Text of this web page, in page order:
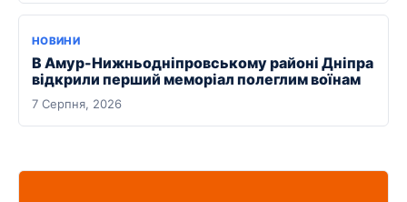
НОВИНИ
В Амур-Нижньодніпровському районі Дніпра
відкрили перший меморіал полеглим воїнам
7 Серпня, 2026